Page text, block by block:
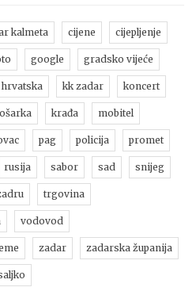
kalmeta cijene cijepljenje
google gradsko vijeće
hrvatska kk zadar koncert
krađa mobitel
pag policija promet
rusija sabor sad snijeg
trgovina
vodovod
zadar zadarska županija